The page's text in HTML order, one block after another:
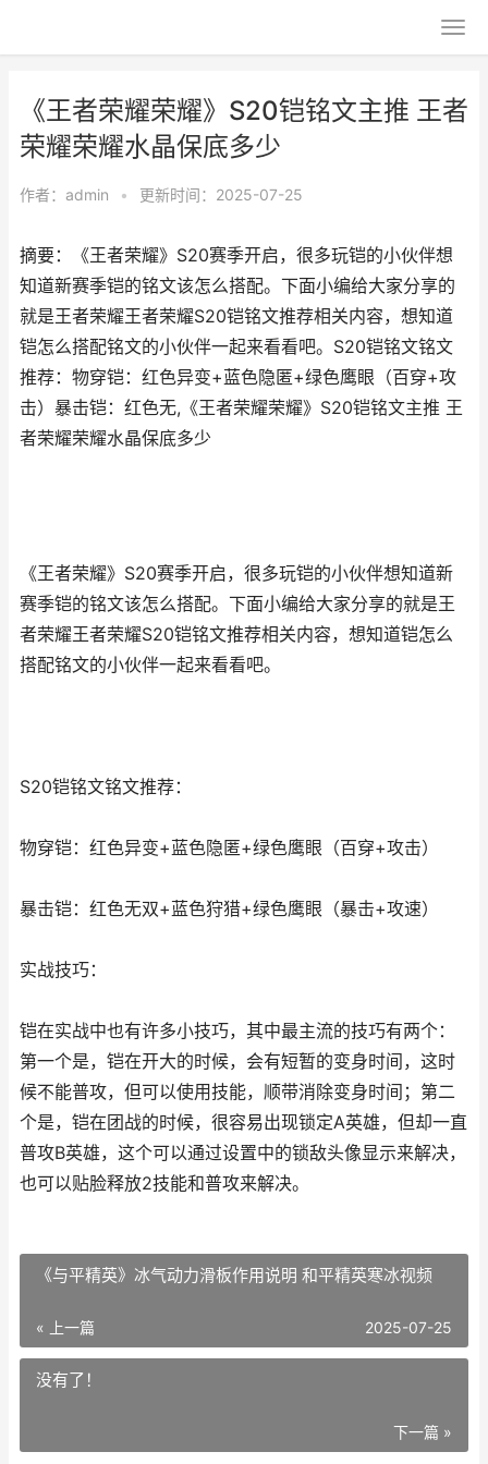
《王者荣耀荣耀》S20铠铭文主推 王者
荣耀荣耀水晶保底多少
作者： admin • 更新时间：2025-07-25
摘要：《王者荣耀》S20赛季开启，很多玩铠的小伙伴想
知道新赛季铠的铭文该怎么搭配。下面小编给大家分享的
就是王者荣耀王者荣耀S20铠铭文推荐相关内容，想知道
铠怎么搭配铭文的小伙伴一起来看看吧。S20铠铭文铭文
推荐：物穿铠：红色异变+蓝色隐匿+绿色鹰眼（百穿+攻
击）暴击铠：红色无,《王者荣耀荣耀》S20铠铭文主推 王
者荣耀荣耀水晶保底多少
《王者荣耀》S20赛季开启，很多玩铠的小伙伴想知道新
赛季铠的铭文该怎么搭配。下面小编给大家分享的就是王
者荣耀王者荣耀S20铠铭文推荐相关内容，想知道铠怎么
搭配铭文的小伙伴一起来看看吧。
S20铠铭文铭文推荐：
物穿铠：红色异变+蓝色隐匿+绿色鹰眼（百穿+攻击）
暴击铠：红色无双+蓝色狩猎+绿色鹰眼（暴击+攻速）
实战技巧：
铠在实战中也有许多小技巧，其中最主流的技巧有两个：
第一个是，铠在开大的时候，会有短暂的变身时间，这时
候不能普攻，但可以使用技能，顺带消除变身时间；第二
个是，铠在团战的时候，很容易出现锁定A英雄，但却一直
普攻B英雄，这个可以通过设置中的锁敌头像显示来解决，
也可以贴脸释放2技能和普攻来解决。
《与平精英》冰气动力滑板作用说明 和平精英寒冰视频
« 上一篇 2025-07-25
没有了！
下一篇 »